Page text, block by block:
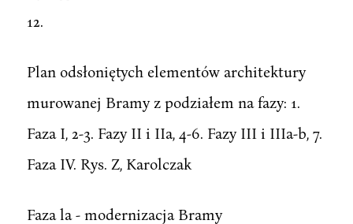
12.
Plan odsłoniętych elementów architektury
murowanej Bramy z podziałem na fazy: 1.
Faza I, 2-3. Fazy II i IIa, 4-6. Fazy III i IIIa-b, 7.
Faza IV. Rys. Z, Karolczak
Faza la - modernizacja Bramy